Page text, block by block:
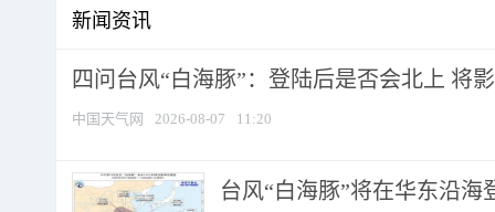
新闻资讯
四问台风“白海豚”：登陆后是否会北上 将
中国天气网 2026-08-07 11:20
台风“白海豚”将在华东沿